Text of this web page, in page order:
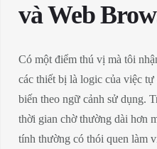
và Web
Có một điểm thú vị mà tôi
các thiết bị là logic của việc
biến theo ngữ cảnh sử dụng.
thời gian chờ thường dài hơn
tính thường có thói quen làm